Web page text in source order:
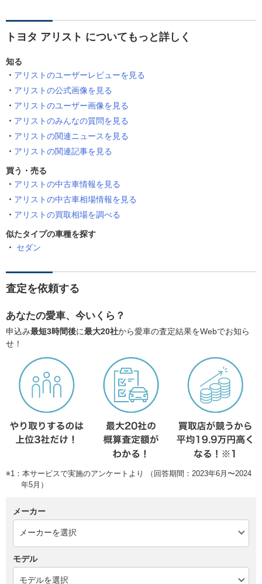
トヨタ アリスト についてもっと詳しく
知る
アリストのユーザーレビューを見る
アリストの公式画像を見る
アリストのユーザー画像を見る
アリストのみんなの質問を見る
アリストの関連ニュースを見る
アリストの関連記事を見る
買う・売る
アリストの中古車情報を見る
アリストの中古車相場情報を見る
アリストの買取相場を調べる
似たタイプの車種を探す
セダン
査定を依頼する
あなたの愛車、今いくら？
申込み最短3時間後に最大20社から愛車の査定結果をWebでお知ら
せ！
※1：本サービスで実施のアンケートより （回答期間：2023年6月〜2024
年5月）
メーカー
モデル